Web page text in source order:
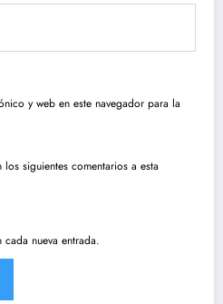
y web en este navegador para la
siguientes comentarios a esta
nueva entrada.